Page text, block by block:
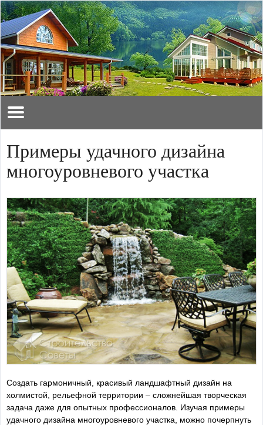
Примеры удачного дизайна
многоуровневого участка
Создать гармоничный, красивый ландшафтный дизайн на
холмистой, рельефной территории – сложнейшая творческая
задача даже для опытных профессионалов. Изучая примеры
удачного дизайна многоуровневого участка, можно почерпнуть